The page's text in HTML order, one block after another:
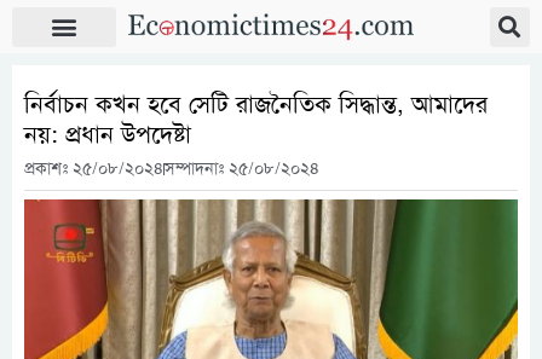
নির্বাচন কখন হবে সেটি রাজনৈতিক সিদ্ধান্ত, আমাদের
নয়: প্রধান উপদেষ্টা
প্রকাশঃ ২৫/০৮/২০২৪সম্পাদনাঃ ২৫/০৮/২০২৪